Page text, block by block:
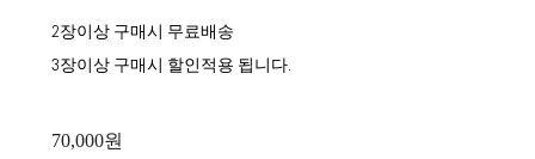
2장이상 구매시 무료배송
3장이상 구매시 할인적용 됩니다.
70,000원